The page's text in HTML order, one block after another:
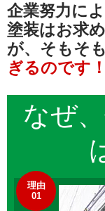
企業努力に
塗装はお求
が、そもそ
ぎるのです！
なぜ
理由
01